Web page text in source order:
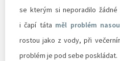
se kterým si neporadilo
i čapí táta měl problém
rostou jako z vody, při
problém je pod sebe poskládat.